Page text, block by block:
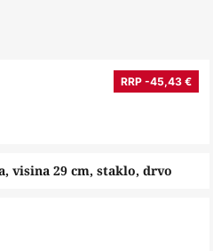
visina 29 cm, staklo, drvo
RRP -45,43 €